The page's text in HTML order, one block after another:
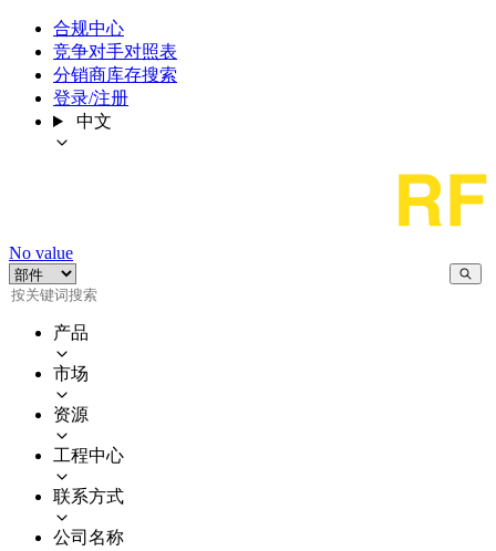
合规中心
竞争对手对照表
分销商库存搜索
登录/注册
中文
No value
产品
市场
资源
工程中心
联系方式
公司名称